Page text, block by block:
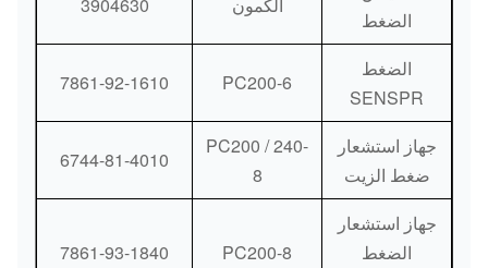
الضغط
الضغط
SENSPR
PC200-6
7861-92-1610
جهاز استشعار
ضغط الزيت
PC200 / 240-
8
6744-81-4010
جهاز استشعار
الضغط
PC200-8
7861-93-1840